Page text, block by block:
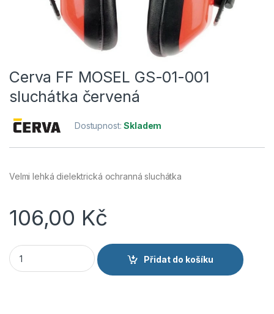
Cerva FF MOSEL GS-01-001
sluchátka červená
Dostupnost:Skladem
Velmi lehká dielektrická ochranná sluchátka
106,00 Kč
Cerva FF MOSEL GS-01-001 sluchátka červená množství
Přidat do košíku